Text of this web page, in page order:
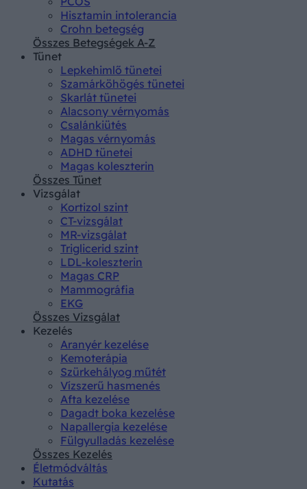
Hisztamin intolerancia
Crohn betegség
Összes Betegségek A-Z
Tünet
Lepkehimlő tünetei
Szamárköhögés tünetei
Skarlát tünetei
Alacsony vérnyomás
Csalánkiütés
Magas vérnyomás
ADHD tünetei
Magas koleszterin
Összes Tünet
Vizsgálat
Kortizol szint
CT-vizsgálat
MR-vizsgálat
Triglicerid szint
LDL-koleszterin
Magas CRP
Mammográfia
EKG
Összes Vizsgálat
Kezelés
Aranyér kezelése
Kemoterápia
Szürkehályog műtét
Vízszerű hasmenés
Afta kezelése
Dagadt boka kezelése
Napallergia kezelése
Fülgyulladás kezelése
Összes Kezelés
Életmódváltás
Kutatás